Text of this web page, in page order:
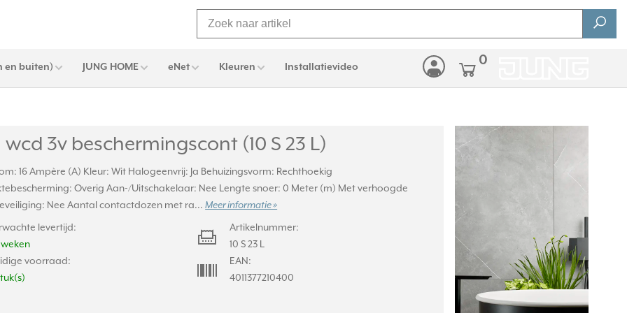
en buiten) JUNG HOME eNet Kleuren Installatievideo 0
wcd 3v beschermingscont (10 S 23 L)
16 Ampère (A) Kleur: Wit Halogeenvrij: Ja Behuizingsvorm: Rechthoekig
Overig Aan-/Uitschakelaar: Nee Lengte snoer: 0 Meter (m) Met verhoogde
Nee Aantal contactdozen met ra...Meer informatie »
levertijd:
weken
voorraad:
Artikelnummer:
10 S 23 L
EAN:
4011377210400